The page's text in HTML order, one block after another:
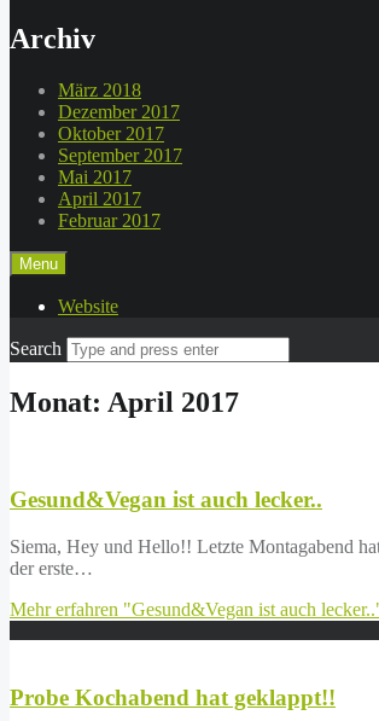
Archiv
März 2018
Dezember 2017
Oktober 2017
September 2017
Mai 2017
April 2017
Februar 2017
Menu
Website
Search
Monat: April 2017
Gesund&Vegan ist auch lecker..
Siema, Hey und Hello!! Letzte Montagabend
der erste…
Mehr erfahren "Gesund&Vegan ist auch
Probe Kochabend hat geklappt!!